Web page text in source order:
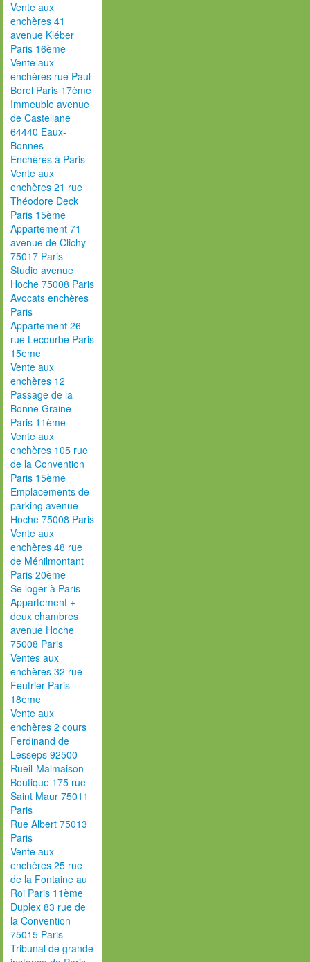
Vente aux
enchères 41
avenue Kléber
Paris 16ème
Vente aux
enchères rue Paul
Borel Paris 17ème
Immeuble avenue
de Castellane
64440 Eaux-
Bonnes
Enchères à Paris
Vente aux
enchères 21 rue
Théodore Deck
Paris 15ème
Appartement 71
avenue de Clichy
75017 Paris
Studio avenue
Hoche 75008 Paris
Avocats enchères
Paris
Appartement 26
rue Lecourbe Paris
15ème
Vente aux
enchères 12
Passage de la
Bonne Graine
Paris 11ème
Vente aux
enchères 105 rue
de la Convention
Paris 15ème
Emplacements de
parking avenue
Hoche 75008 Paris
Vente aux
enchères 48 rue
de Ménilmontant
Paris 20ème
Se loger à Paris
Appartement +
deux chambres
avenue Hoche
75008 Paris
Ventes aux
enchères 32 rue
Feutrier Paris
18ème
Vente aux
enchères 2 cours
Ferdinand de
Lesseps 92500
Rueil-Malmaison
Boutique 175 rue
Saint Maur 75011
Paris
Rue Albert 75013
Paris
Vente aux
enchères 25 rue
de la Fontaine au
Roi Paris 11ème
Duplex 83 rue de
la Convention
75015 Paris
Tribunal de grande